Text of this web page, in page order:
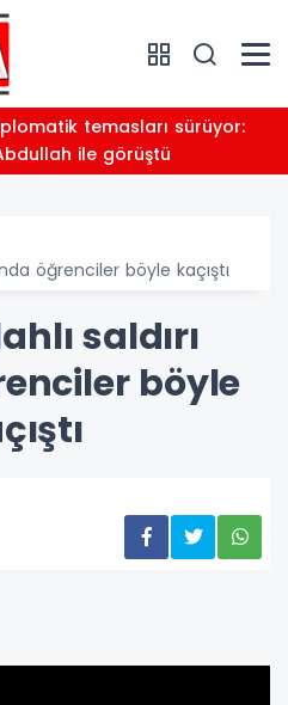
ile görüştü
öğrenciler böyle kaçıştı
saldırı
böyle